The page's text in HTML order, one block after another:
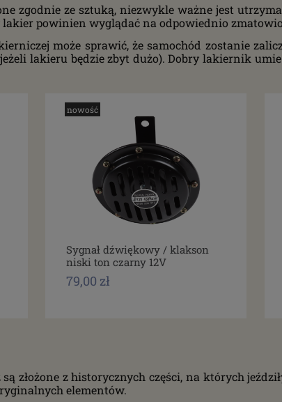
zgodnie ze sztuką, niezwykle ważne jest
powinien wyglądać na odpowiednio
może sprawić, że samochód zostanie
lakieru będzie zbyt dużo). Dobry lakiernik
Sygnał dźwiękowy / klakson
niski ton czarny 12V
79,00 zł
nowość
są złożone z historycznych części, na których
elementów.